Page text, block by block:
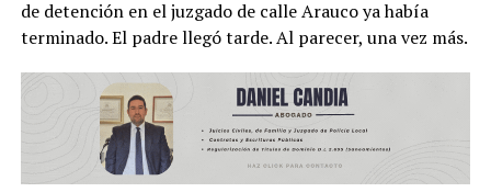
de detención en el juzgado de calle Arauco ya había
terminado. El padre llegó tarde. Al parecer, una vez más.